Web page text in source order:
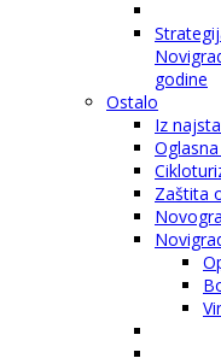
godine
Ostalo
Iz
Zaštita